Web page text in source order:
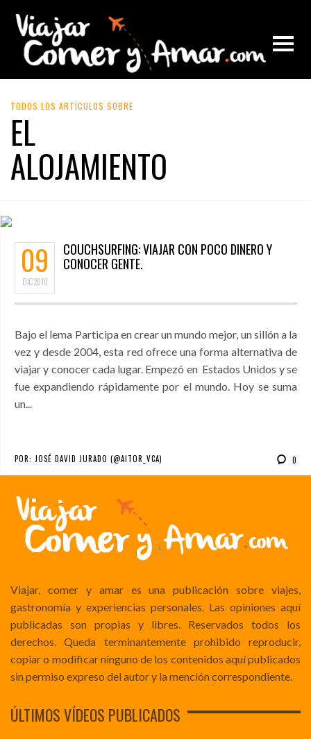
TODOS LOS ARTÍCULOS SOBRE
EL
ALOJAMIENTO
09
DIC2010
COUCHSURFING: VIAJAR CON POCO DINERO Y
CONOCER GENTE.
Bajo el lema Participa en crear un mundo mejor, un sillón a la
vez y desde 2004, esta red ofrece una forma alternativa de
viajar y conocer cada lugar. Empezó en Estados Unidos y se
fue expandiendo rápidamente por el mundo. Hoy se suma
un...
POR: JOSÉ DAVID JURADO (@AITOR_VCA) 0
Viajar, comer y amar es una publicación sobre viajes,
gastronomía y experiencias personales. Las opiniones aquí
publicadas son propias y libres. Reservados todos los
derechos. Queda terminantemente prohibido reproducir,
copiar o modificar ninguno de los contenidos aquí publicados
sin permiso expreso del autor y la mención correspondiente.
ÚLTIMOS VÍDEOS PUBLICADOS